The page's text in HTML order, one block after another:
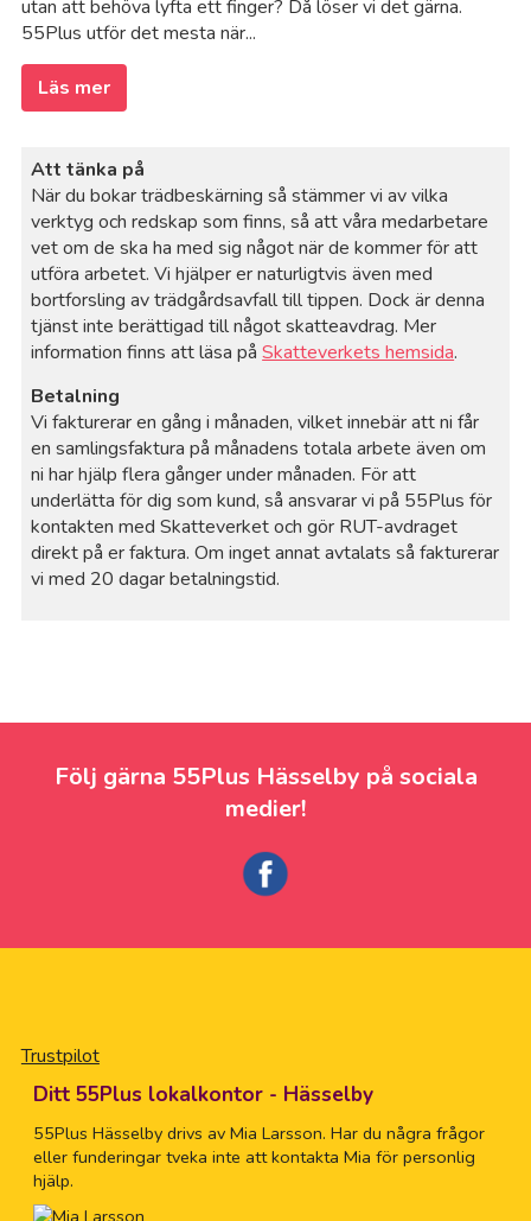
utan att behöva lyfta ett finger? Då löser vi det gärna.
55Plus utför det mesta när...
Läs mer
Att tänka på
När du bokar trädbeskärning så stämmer vi av vilka
verktyg och redskap som finns, så att våra medarbetare
vet om de ska ha med sig något när de kommer för att
utföra arbetet. Vi hjälper er naturligtvis även med
bortforsling av trädgårdsavfall till tippen. Dock är denna
tjänst inte berättigad till något skatteavdrag. Mer
information finns att läsa påSkatteverkets hemsida.
Betalning
Vi fakturerar en gång i månaden, vilket innebär att ni får
en samlingsfaktura på månadens totala arbete även om
ni har hjälp flera gånger under månaden. För att
underlätta för dig som kund, så ansvarar vi på 55Plus för
kontakten med Skatteverket och gör RUT-avdraget
direkt på er faktura. Om inget annat avtalats så fakturerar
vi med 20 dagar betalningstid.
Följ gärna 55Plus Hässelby på sociala
medier!
Trustpilot
Ditt 55Plus lokalkontor - Hässelby
55Plus Hässelby drivs av Mia Larsson. Har du några frågor
eller funderingar tveka inte att kontakta Mia för personlig
hjälp.